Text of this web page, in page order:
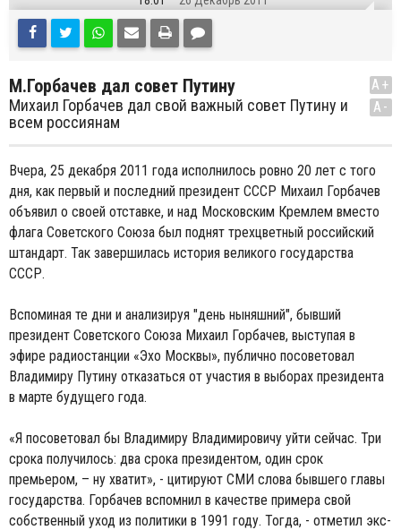
М.Горбачев дал совет Путину
Михаил Горбачев дал свой важный совет Путину и
всем россиянам
A+
A-
Вчера, 25 декабря 2011 года исполнилось ровно 20 лет с того
дня, как первый и последний президент СССР Михаил Горбачев
объявил о своей отставке, и над Московским Кремлем вместо
флага Советского Союза был поднят трехцветный российский
штандарт. Так завершилась история великого государства
СССР.
Вспоминая те дни и анализируя "день ныняшний", бывший
президент Советского Союза Михаил Горбачев, выступая в
эфире радиостанции «Эхо Москвы», публично посоветовал
Владимиру Путину отказаться от участия в выборах президента
в марте будущего года.
«Я посоветовал бы Владимиру Владимировичу уйти сейчас. Три
срока получилось: два срока президентом, один срок
премьером, – ну хватит», - цитируют СМИ слова бывшего главы
государства. Горбачев вспомнил в качестве примера свой
собственный уход из политики в 1991 году. Тогда, - отметил экс-